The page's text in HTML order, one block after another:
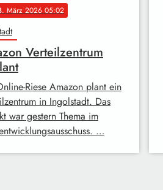
. März 2026 05:02
Verteilzentrum
Riese Amazon plant ein
in Ingolstadt. Das
war gestern Thema im
…